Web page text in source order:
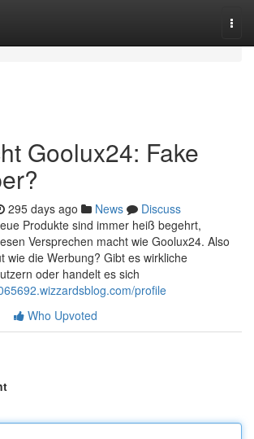
Goolux24: Fake
295 days ago News
Discuss
Produkte sind immer heiß begehrt,
Versprechen macht wie Goolux24. Also
wie die Werbung? Gibt es wirkliche
oder handelt es sich
profile
Who Upvoted